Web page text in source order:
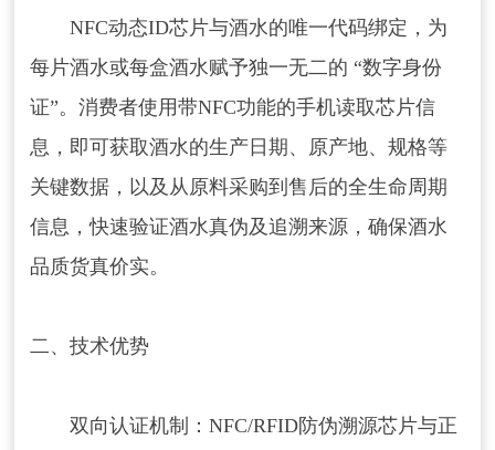
NFC动态ID芯片与酒水的唯一代码绑定，为
每片酒水或每盒酒水赋予独一无二的 “数字身份
证”。消费者使用带NFC功能的手机读取芯片信
息，即可获取酒水的生产日期、原产地、规格等
关键数据，以及从原料采购到售后的全生命周期
信息，快速验证酒水真伪及追溯来源，确保酒水
品质货真价实。
二、技术优势
‌双向认证机制‌：NFC/RFID防伪溯源芯片与正